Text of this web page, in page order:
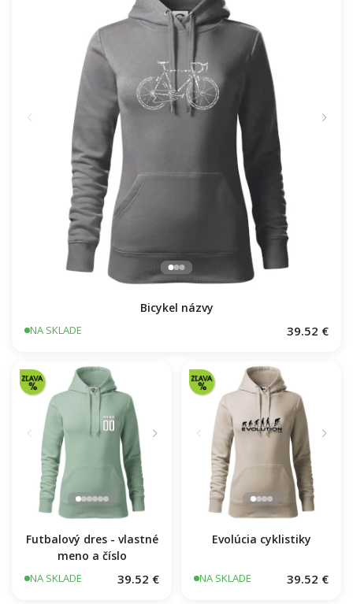
Bicykel názvy
NA SKLADE 39.52 €
Futbalový dres - vlastné
meno a číslo
NA SKLADE 39.52 €
Evolúcia cyklistiky
NA SKLADE 39.52 €